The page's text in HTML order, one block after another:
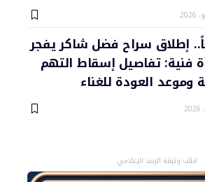
إطلاق سراح فضل شاكر يفجر
فنية: تفاصيل إسقاط التهم
وموعد العودة للغناء
اطلب وثيقة الرصد الإعلامي